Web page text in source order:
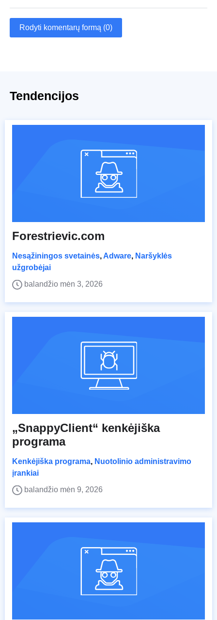
Rodyti komentarų formą (0)
Tendencijos
Forestrievic.com
Nesąžiningos svetainės, Adware, Naršyklės
užgrobėjai
balandžio mėn 3, 2026
„SnappyClient“ kenkėjiška
programa
Kenkėjiška programa, Nuotolinio administravimo
įrankiai
balandžio mėn 9, 2026